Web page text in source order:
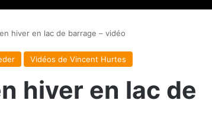
hiver en lac de barrage – vidéo
Vidéos de Vincent Hurtes
hiver en lac de